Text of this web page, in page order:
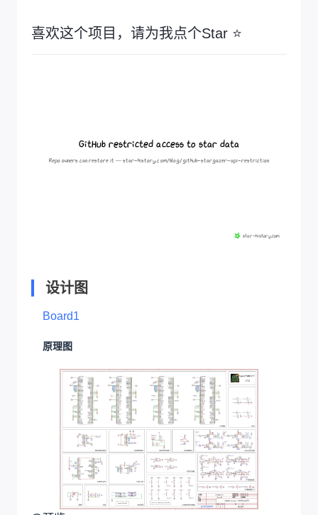
喜欢这个项目，请为我点个Star ⭐
设计图
Board1
原理图